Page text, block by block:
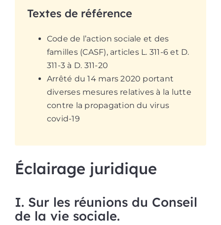
Textes de référence
Code de l’action sociale et des
familles (CASF), articles L. 311-6 et D.
311-3 à D. 311-20
Arrêté du 14 mars 2020 portant
diverses mesures relatives à la lutte
contre la propagation du virus
covid-19
Éclairage juridique
I. Sur les réunions du Conseil
de la vie sociale.